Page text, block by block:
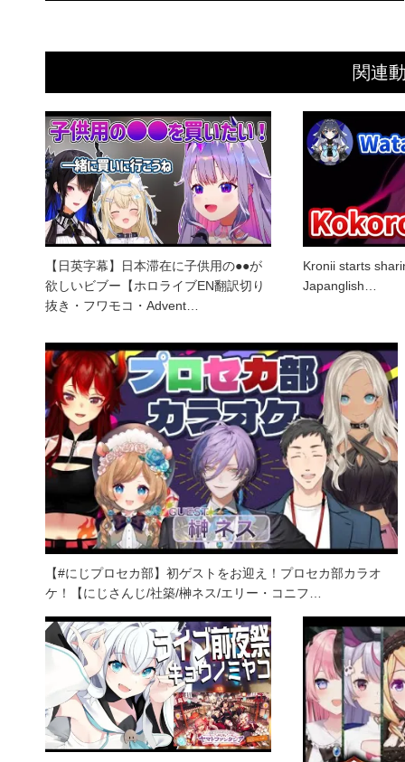
関連
【日英字幕】日本滞在に子供用の●●が
欲しいビブー【ホロライブEN翻訳切り
抜き・フワモコ・Advent…
Kronii starts
Japanglish…
【#にじプロセカ部】初ゲストをお迎え！プロセカ部カラオ
ケ！【にじさんじ/社築/榊ネス/エリー・コニフ…